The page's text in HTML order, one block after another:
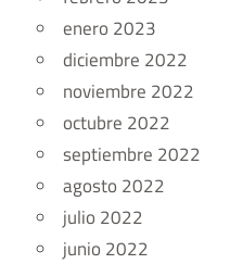
enero 2023
diciembre 2022
noviembre 2022
octubre 2022
septiembre 2022
agosto 2022
julio 2022
junio 2022